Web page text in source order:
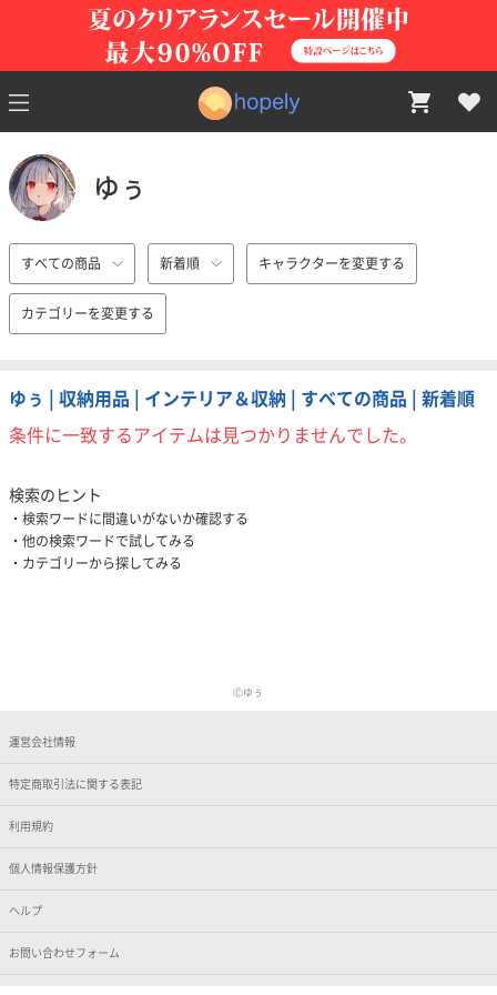
ゆぅ
すべての商品 新着順 キャラクターを変更する
カテゴリーを変更する
ゆぅ | 収納用品 | インテリア＆収納 | すべての商品 | 新着順
条件に一致するアイテムは見つかりませんでした。
検索のヒント
検索ワードに間違いがないか確認する
他の検索ワードで試してみる
カテゴリーから探してみる
Ⓒゆぅ
運営会社情報
特定商取引法に関する表記
利用規約
個人情報保護方針
ヘルプ
お問い合わせフォーム